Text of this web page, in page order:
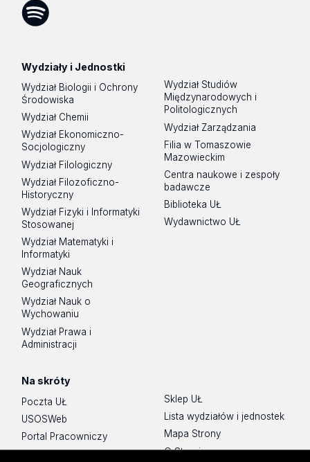
Wydziały i Jednostki
Wydział Biologii i Ochrony
Środowiska
Wydział Chemii
Wydział Ekonomiczno-
Socjologiczny
Wydział Filologiczny
Wydział Filozoficzno-
Historyczny
Wydział Fizyki i Informatyki
Stosowanej
Wydział Matematyki i
Informatyki
Wydział Nauk
Geograficznych
Wydział Nauk o
Wychowaniu
Wydział Prawa i
Administracji
Wydział Studiów
Międzynarodowych i
Politologicznych
Wydział Zarządzania
Filia w Tomaszowie
Mazowieckim
Centra naukowe i zespoły
badawcze
Biblioteka UŁ
Wydawnictwo UŁ
Na skróty
Poczta UŁ
USOSWeb
Portal Pracowniczy
Baza Aktów Własnych
Sklep UŁ
Lista wydziałów i jednostek
Mapa Strony
O Stronie